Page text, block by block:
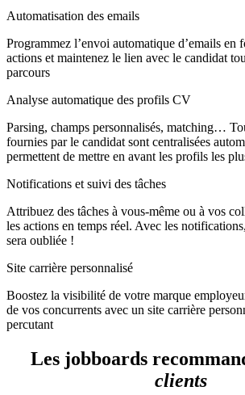
Automatisation des emails
Programmez l’envoi automatique d’emails en
actions et maintenez le lien avec le candidat
parcours
Analyse automatique des profils CV
Parsing, champs personnalisés, matching…
fournies par le candidat sont centralisées
permettent de mettre en avant les profils les
Notifications et suivi des tâches
Attribuez des tâches à vous-même ou à vos
les actions en temps réel. Avec les
sera oubliée !
Site carrière personnalisé
Boostez la visibilité de votre marque
de vos concurrents avec un site carrière
percutant
Les jobboards
clients